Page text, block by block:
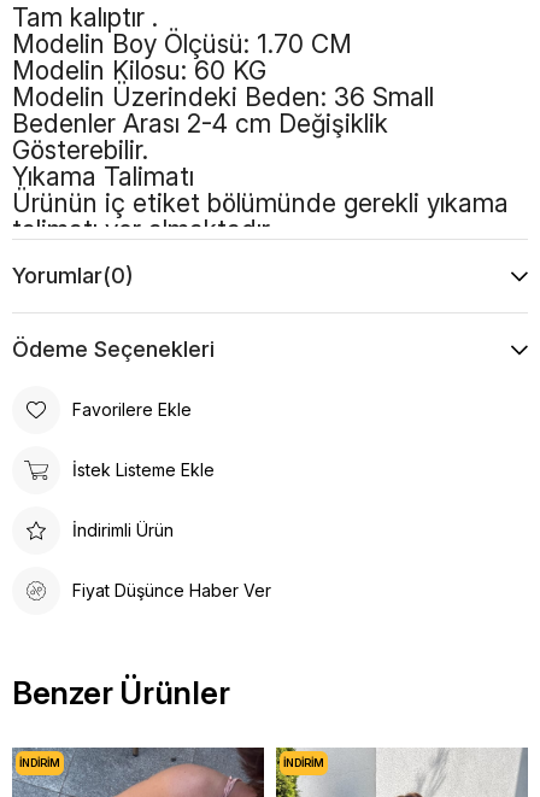
Tam kalıptır .
Modelin Boy Ölçüsü: 1.70 CM
Modelin Kilosu: 60 KG
Modelin Üzerindeki Beden: 36 Small
Bedenler Arası 2-4 cm Değişiklik
Gösterebilir.
Yıkama Talimatı
Ürünün iç etiket bölümünde gerekli yıkama
talimatı yer almaktadır
Renk
Yorumlar(0)
Ödeme Seçenekleri
Favorilere Ekle
İstek Listeme Ekle
İndirimli Ürün
Fiyat Düşünce Haber Ver
Benzer Ürünler
İNDIRIM İNDIRIM